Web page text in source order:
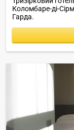
Коломбаре-ді-
Гарда.